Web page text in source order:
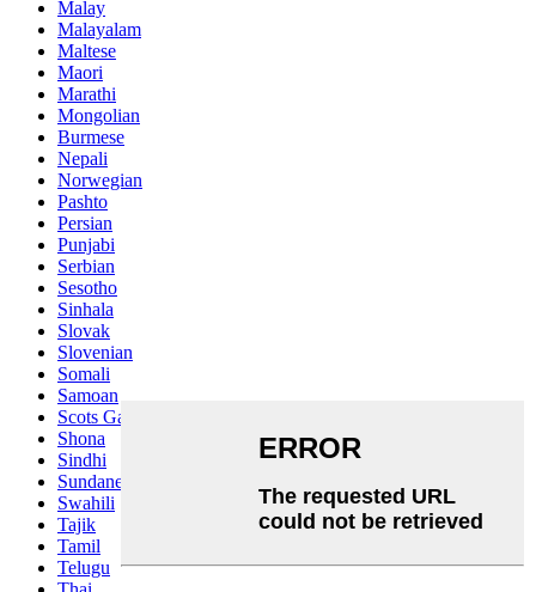
Malay
Malayalam
Maltese
Maori
Marathi
Mongolian
Burmese
Nepali
Norwegian
Pashto
Persian
Punjabi
Serbian
Sesotho
Sinhala
Slovak
Slovenian
Somali
Samoan
Scots Gaelic
Shona
Sindhi
Sundanese
Swahili
Tajik
Tamil
Telugu